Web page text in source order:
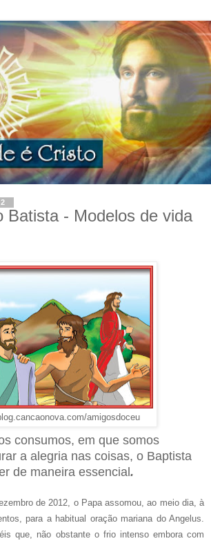
Batista - Modelos de vida
amigosdoceu
consumos, em que somos
a alegria nas coisas, o Baptista
de maneira essencial .
de 2012, o Papa assomou, ao meio dia, à
para a habitual oração mariana do Angelus.
que, não obstante o frio intenso embora com